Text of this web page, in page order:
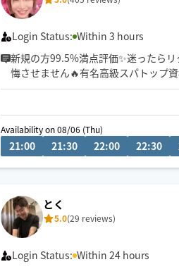
Login Status: Within 3 hours
新規の方99.5%満点評価✨迷ったら
悔させません🔥有名高級スパトップ
イ留学🇹🇭タイマッサージ認定講師
⚠️前の施術の後ろ倒し、遠方からの
エスト時間より遅れる場合もござい
Availability on 08/06 (Thu)
21:00 21:30 22:00 22:30
とく
5.0(29 reviews)
Login Status: Within 24 hours